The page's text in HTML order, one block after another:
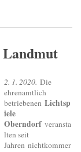
2. 1. 2020. Die
ehrenamtlich
betriebenen Lichtsp
iele
Oberndorf veransta
lten seit
Jahren nichtkommer